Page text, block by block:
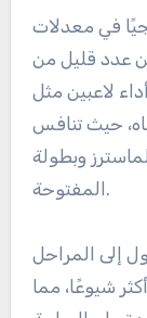
في معدلات
عدد قليل من
لاعبين مثل
حيث تنافس
وبطولة
المفتوحة.
إلى المراحل
شيوعًا، مما